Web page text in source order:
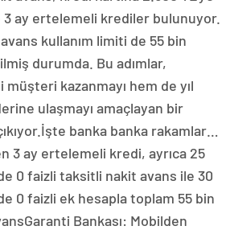
ay ertelemeli krediler bulunuyor.
kullanım limiti de 55 bin
durumda. Bu adımlar,
müşteri kazanmayı hem de yıl
ulaşmayı amaçlayan bir
banka banka rakamlar…
3 ay ertelemeli kredi, ayrıca 25
0 faizli taksitli nakit avans ile 30
0 faizli ek hesapla toplam 55 bin
Bankası: Mobilden